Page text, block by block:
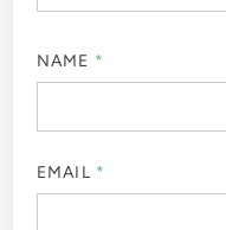
NAME *
EMAIL *